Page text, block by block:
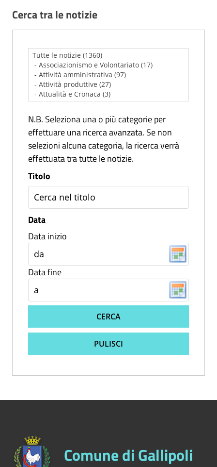
Cerca tra le notizie
N.B. Seleziona una o più categorie per
effettuare una ricerca avanzata. Se non
selezioni alcuna categoria, la ricerca verrà
effettuata tra tutte le notizie.
Titolo
Data
Data inizio
Data fine
CERCA
PULISCI
Comune di Gallipoli